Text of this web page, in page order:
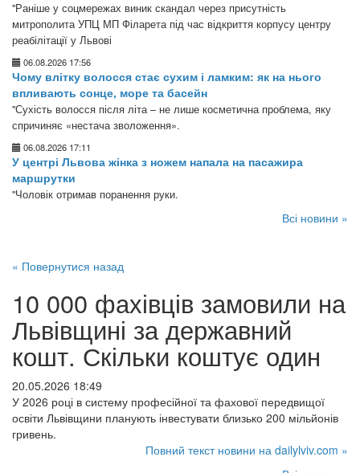
"Раніше у соцмережах виник скандал через присутність
митрополита УПЦ МП Філарета під час відкриття корпусу центру
реабілітації у Львові
06.08.2026 17:56
Чому влітку волосся стає сухим і ламким: як на нього
впливають сонце, море та басейн
"Сухість волосся після літа – не лише косметична проблема, яку
спричиняє «нестача зволоження».
06.08.2026 17:11
У центрі Львова жінка з ножем напала на пасажира
маршрутки
"Чоловік отримав поранення руки.
Всі новини »
« Повернутися назад
10 000 фахівців замовили на
Львівщині за державний
кошт. Скільки коштує один
20.05.2026 18:49
У 2026 році в систему професійної та фахової передвищої
освіти Львівщини планують інвестувати близько 200 мільйонів
гривень.
Повний текст новини на dailylviv.com »